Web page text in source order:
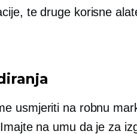
te druge korisne
usmjeriti na robnu
na umu da je za